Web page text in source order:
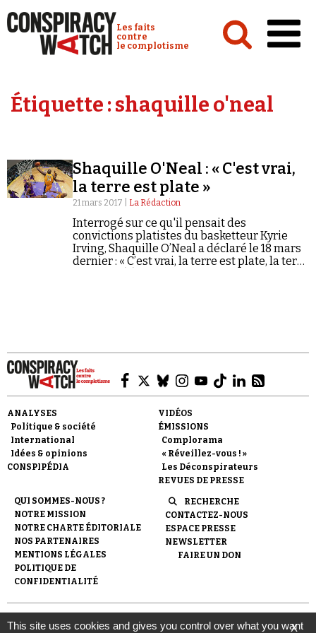
Conspiracy Watch :
Les faits
contre
le complotisme
Analyses
Vidéos
Émissions
Revues de presse
Faire un don
Demander à Vera
Étiquette :shaquille o'neal
Shaquille O'Neal : « C'est vrai,
la terre est plate »
21 mars 2017 | La Rédaction
Interrogé sur ce qu'il pensait des
convictions platistes du basketteur Kyrie
Irving, Shaquille O’Neal a déclaré le 18 mars
dernier : « C’est vrai, la terre est plate, la terre
ANALYSES
Politique & société
International
Idées & opinions
CONSPIPÉDIA
VIDÉOS
ÉMISSIONS
Complorama
« Réveillez-vous ! »
Les Déconspirateurs
REVUES DE PRESSE
QUI SOMMES-NOUS ?
NOTRE MISSION
NOTRE CHARTE ÉDITORIALE
NOS PARTENAIRES
MENTIONS LÉGALES
POLITIQUE DE
CONFIDENTIALITÉ
RECHERCHE
CONTACTEZ-NOUS
ESPACE PRESSE
NEWSLETTER
FAIRE UN DON
© 2007- 2026 Conspiracy Watch | Une réalisation de
l'Observatoire du conspirationnisme (association loi de 1901) avec
X
This site uses cookies and gives you control over what you want